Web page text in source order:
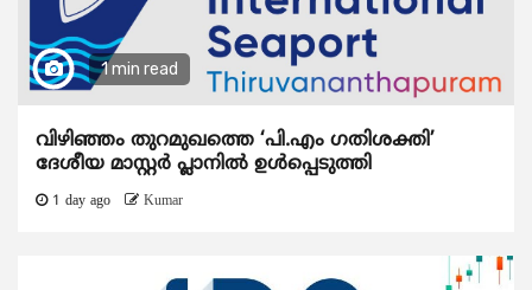
1 min read
വിഴിഞ്ഞം തുറമുഖത്തെ ‘പി.എം ഗതിശക്തി’
ദേശീയ മാസ്റ്റർ പ്ലാനിൽ ഉൾപ്പെടുത്തി
1 day ago Kumar